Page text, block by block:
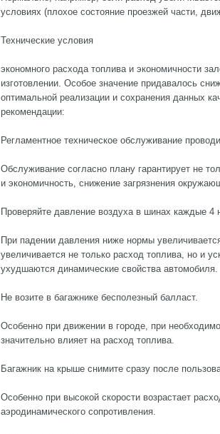
условиях (плохое состояние проезжей части,
Технические условия
экономного расхода топлива и экономичности
изготовлении. Особое значение придавалось
оптимальной реализации и сохранения данных
рекомендации:
Регламентное техническое обслуживание
Обслуживание согласно плану гарантирует не
и экономичность, снижение загрязнения
Проверяйте давление воздуха в шинах каждые 4
При падении давления ниже нормы
увеличивается не только расход топлива, но и
ухудшаются динамические свойства автомобиля.
Не возите в багажнике бесполезный балласт.
Особенно при движении в городе, при
значительно влияет на расход топлива.
Багажник на крыше снимите сразу после
Особенно при высокой скорости возрастает
аэродинамического сопротивления.